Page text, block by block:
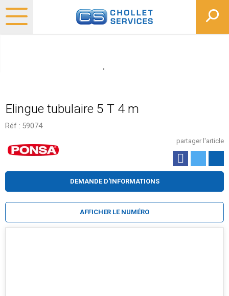
Elingue tubulaire 5 T 4 m
Réf : 59074
partager l'article
DEMANDE D'INFORMATIONS
AFFICHER LE NUMÉRO